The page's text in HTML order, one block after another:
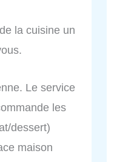
la cuisine un
Le service
les
dessert)
maison